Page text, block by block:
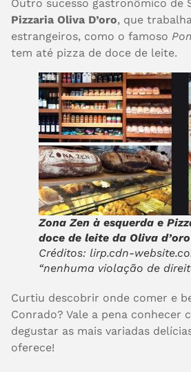
Outro sucesso gastronômico de
Pizzaria Oliva D’oro, que
estrangeiros, como o famoso
tem até pizza de doce de leite.
Zona Zen à esquerda e
doce de leite da Oliva
Créditos: lirp.cdn-
“nenhuma violação de
Curtiu descobrir onde comer e
Conrado? Vale a pena conhecer
degustar as mais variadas
oferece!